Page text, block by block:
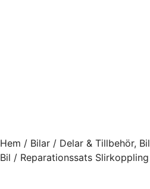
Hem / Bilar / Delar & Tillbehör, Bil
Bil / Reparationssats Slirkoppling